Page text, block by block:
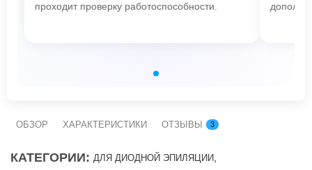
проходит проверку работоспособности.
ОБЗОР ХАРАКТЕРИСТИКИ ОТЗЫВЫ 3
КАТЕГОРИИ: ДЛЯ ДИОДНОЙ ЭПИЛЯЦИИ,